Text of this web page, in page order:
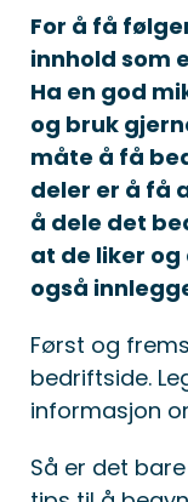
For å få
innhold som
Ha en god
og bruk
måte å få
deler er å få
å dele det
at de liker
også
Først og
bedriftside.
informasjon
Så er det